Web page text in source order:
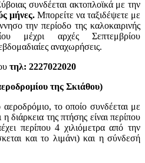
συνδέεται ακτοπλοϊκά με την
μήνες. Μπορείτε να ταξιδέψετε με
την περίοδο της καλοκαιρινής
μέχρι αρχές Σεπτεμβρίου
αναχωρήσεις.
τηλ: 2227022020
της Σκιάθου)
το οποίο συνδέεται με
διάρκεια της πτήσης είναι περίπου
περίπου 4 χιλιόμετρα από την
και το λιμάνι) και η σύνδεσή